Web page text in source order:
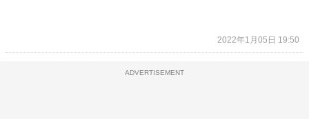
2022年1月05日 19:50
ADVERTISEMENT